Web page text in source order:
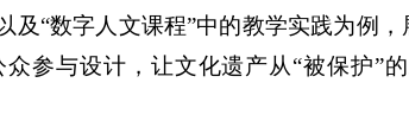
及“数字人文课程”中的教学实践为例
参与设计，让文化遗产从“被保护”